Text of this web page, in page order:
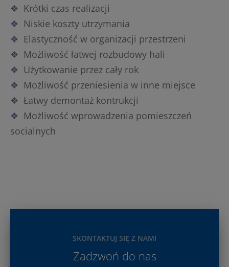
Krótki czas realizacji
Niskie koszty utrzymania
Elastyczność w organizacji przestrzeni
Możliwość łatwej rozbudowy hali
Użytkowanie przez cały rok
Możliwość przeniesienia w inne miejsce
Łatwy demontaż kontrukcji
Możliwość wprowadzenia pomieszczeń
socialnych
SKONTAKTUJ SIĘ Z NAMI
Zadzwoń do nas